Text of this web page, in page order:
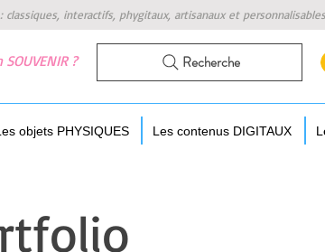
: classiques, interactifs, phygitaux, artisanaux et
? Recherche
objets PHYSIQUES Les contenus DIGITAUX